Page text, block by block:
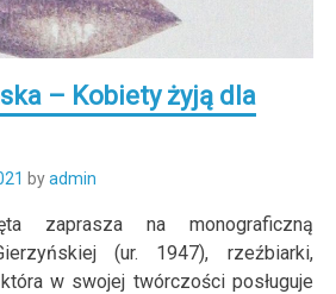
– Kobiety żyją dla
byadmin
zaprasza na monograficzną
(ur. 1947), rzeźbiarki,
w swojej twórczości posługuje